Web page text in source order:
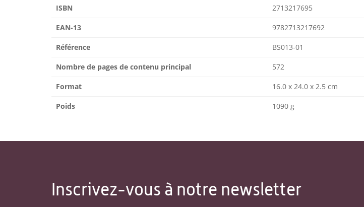
ISBN 2713217695
EAN-13 9782713217692
Référence BS013-01
Nombre de pages de contenu principal 572
Format 16.0 x 24.0 x 2.5 cm
Poids 1090 g
Inscrivez-vous à notre newsletter